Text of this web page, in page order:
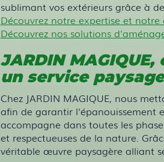
sublimant vos extérieurs grâce à
Découvrez notre expertise et
Découvrez nos solutions
JARDIN
un service
Chez JARDIN MAGIQUE, nous
afin de garantir l'épanouissement
accompagne dans toutes les
et respectueuses de la nature.
véritable œuvre paysagère alliant